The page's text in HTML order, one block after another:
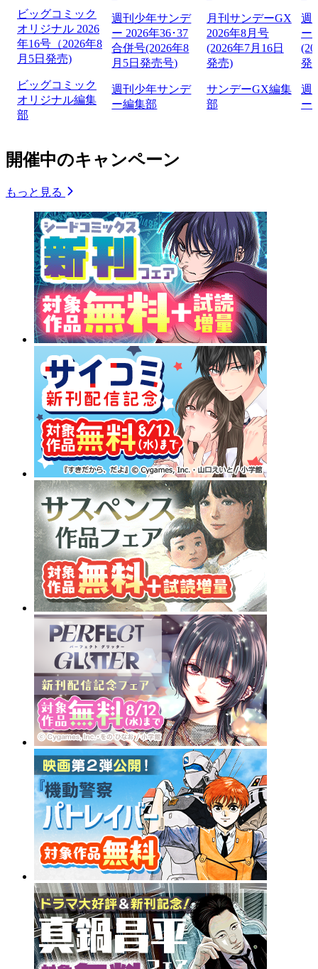
ビッグコミック
オリジナル 2026
年16号（2026年8
月5日発売)
ビッグコミック
オリジナル編集
部
週刊少年サンデ
ー 2026年36･37
合併号(2026年8
月5日発売号)
週刊少年サンデ
ー編集部
月刊サンデーGX
2026年8月号
(2026年7月16日
発売)
サンデーGX編集
部
週
ー
発
週
ー
開催中のキャンペーン
もっと見る